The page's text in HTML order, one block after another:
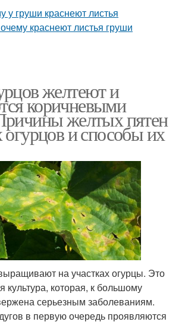
желтеют и
коричневыми
желтых пятен
огурцов и способы их
на участках огурцы. Это
культура, которая, к большому
серьезным заболеваниям.
в первую очередь проявляются